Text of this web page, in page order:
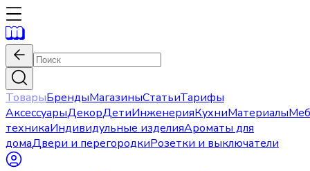
ТоварыБрендыМагазиныСтатьиТарифы
АксессуарыДекорДетиИнженерияКухниМатериалы
техникаИндивидульные изделияАроматы для
домаДвери и перегородкиРозетки и выключатели